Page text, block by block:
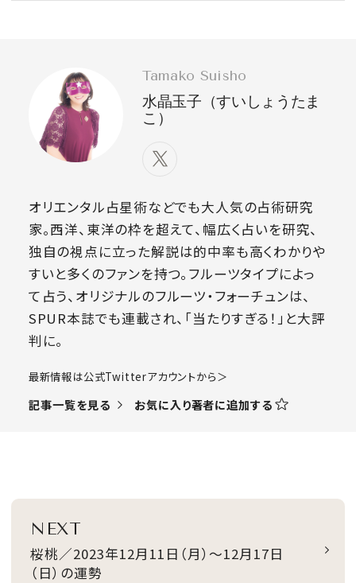
Tamako Suisho
水晶玉子（すいしょうたま
こ）
オリエンタル占星術などでも大人気の占術研究
家。西洋、東洋の枠を超えて、幅広く占いを研究、
独自の視点に立った解説は的中率も高くわかりや
すいと多くのファンを持つ。フルーツタイプによっ
て占う、オリジナルのフルーツ・フォーチュンは、
SPUR本誌でも連載され、「当たりすぎる！」と大評
判に。
​最新情報は公式Twitterアカウントから＞
記事一覧を見る お気に入り著者に追加する
NEXT
桜桃／2023年12月11日（月）～12月17日
（日）の運勢